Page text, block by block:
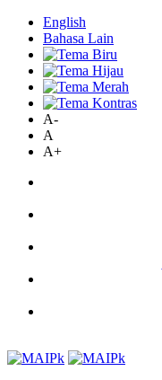
English
Bahasa Lain
A-
A
A+